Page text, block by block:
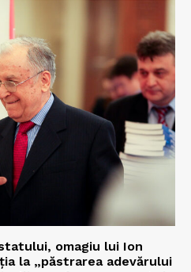
omagiu lui Ion
la „păstrarea adevărului